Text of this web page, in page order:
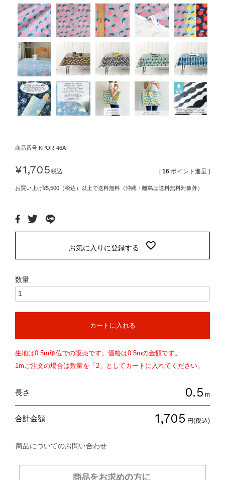
商品番号 KPOR-46A
¥1,705税込 [ 16 ポイント進呈 ]
お買い上げ¥5,500（税込）以上で送料無料（沖縄・離島は送料無料対象外）
お気に入りに登録する
カートに入れる
生地は0.5m単位での販売です。価格は0.5mの金額です。
1mご注文の場合は数量を「2」としてカートに入れてください。
長さ 0.5 m
合計金額 1,705 円(税込)
商品についてのお問い合わせ